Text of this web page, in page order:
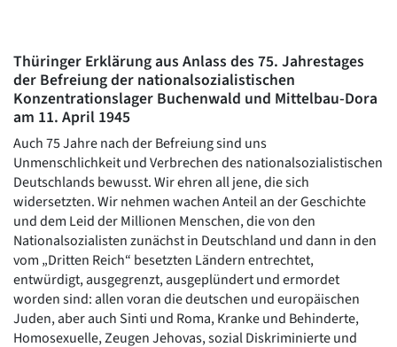
Thüringer Erklärung aus Anlass des 75. Jahrestages
der Befreiung der nationalsozialistischen
Konzentrationslager Buchenwald und Mittelbau-Dora
am 11. April 1945
Auch 75 Jahre nach der Befreiung sind uns
Unmenschlichkeit und Verbrechen des nationalsozialistischen
Deutschlands bewusst. Wir ehren all jene, die sich
widersetzten. Wir nehmen wachen Anteil an der Geschichte
und dem Leid der Millionen Menschen, die von den
Nationalsozialisten zunächst in Deutschland und dann in den
vom „Dritten Reich“ besetzten Ländern entrechtet,
entwürdigt, ausgegrenzt, ausgeplündert und ermordet
worden sind: allen voran die deutschen und europäischen
Juden, aber auch Sinti und Roma, Kranke und Behinderte,
Homosexuelle, Zeugen Jehovas, sozial Diskriminierte und